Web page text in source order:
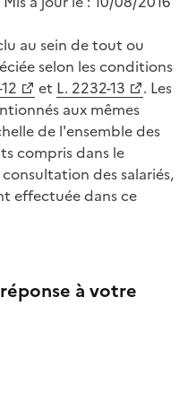
au sein de tout ou
selon les conditions
et L. 2232-13
. Les
aux mêmes
de l'ensemble des
compris dans le
des salariés,
effectuée dans ce
à votre